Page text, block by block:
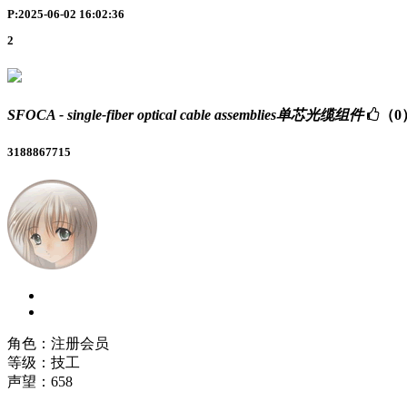
P:2025-06-02 16:02:36
2
SFOCA - single-fiber optical cable assemblies单芯光缆组件 （
3188867715
角色：注册会员
等级：技工
声望： 658